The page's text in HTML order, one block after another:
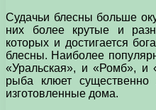
Судачьи блесны больше
них более крутые и
которых и достигается
блесны. Наиболее
«Уральская», и «Ромб»,
рыба клюет
изготовленные дома.